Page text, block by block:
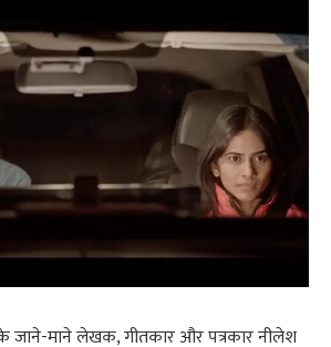
जाने-माने लेखक, गीतकार और पत्रकार नीलेश